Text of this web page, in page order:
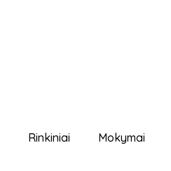
Rinkiniai Mokymai